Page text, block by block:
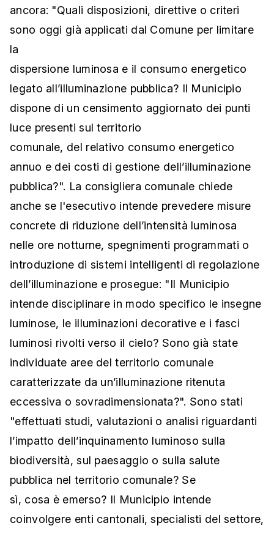
ancora: "Quali disposizioni, direttive o criteri
sono oggi già applicati dal Comune per limitare
la
dispersione luminosa e il consumo energetico
legato all’illuminazione pubblica? Il Municipio
dispone di un censimento aggiornato dei punti
luce presenti sul territorio
comunale, del relativo consumo energetico
annuo e dei costi di gestione dell’illuminazione
pubblica?". La consigliera comunale chiede
anche se l'esecutivo intende prevedere misure
concrete di riduzione dell’intensità luminosa
nelle ore notturne, spegnimenti programmati o
introduzione di sistemi intelligenti di regolazione
dell’illuminazione e prosegue: "Il Municipio
intende disciplinare in modo specifico le insegne
luminose, le illuminazioni decorative e i fasci
luminosi rivolti verso il cielo? Sono già state
individuate aree del territorio comunale
caratterizzate da un’illuminazione ritenuta
eccessiva o sovradimensionata?". Sono stati
"effettuati studi, valutazioni o analisi riguardanti
l’impatto dell’inquinamento luminoso sulla
biodiversità, sul paesaggio o sulla salute
pubblica nel territorio comunale? Se
sì, cosa è emerso? Il Municipio intende
coinvolgere enti cantonali, specialisti del settore,